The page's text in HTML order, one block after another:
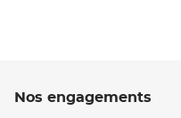
Nos engagements